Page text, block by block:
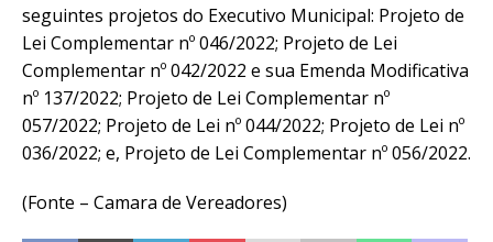
seguintes projetos do Executivo Municipal: Projeto de
Lei Complementar nº 046/2022; Projeto de Lei
Complementar nº 042/2022 e sua Emenda Modificativa
nº 137/2022; Projeto de Lei Complementar nº
057/2022; Projeto de Lei nº 044/2022; Projeto de Lei nº
036/2022; e, Projeto de Lei Complementar nº 056/2022.
(Fonte – Camara de Vereadores)